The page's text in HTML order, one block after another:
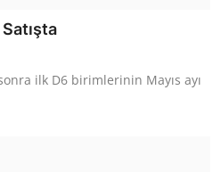
ilk D6 birimlerinin Mayıs ayı